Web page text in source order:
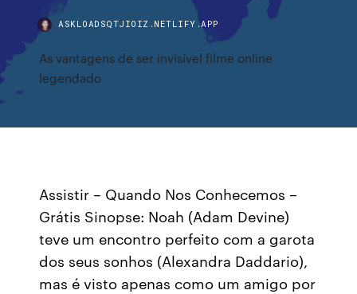
ASKLOADSQTJIOIZ.NETLIFY.APP
As vantagens de ser invisível filme online
legendado
Assistir – Quando Nos Conhecemos –
Grátis Sinopse: Noah (Adam Devine)
teve um encontro perfeito com a garota
dos seus sonhos (Alexandra Daddario),
mas é visto apenas como um amigo por